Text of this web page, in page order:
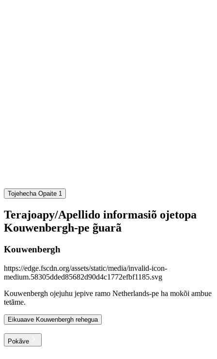
Tojehecha Opaite 1
Terajoapy/Apellido informasiõ ojetopa
Kouwenbergh-pe g̃uarã
Kouwenbergh
https://edge.fscdn.org/assets/static/media/invalid-icon-
medium.58305dded85682d90d4c1772efbf1185.svg
Kouwenbergh ojejuhu jepive ramo Netherlands-pe ha mokõi ambue
tetãme.
Eikuaave Kouwenbergh rehegua
Pokãve